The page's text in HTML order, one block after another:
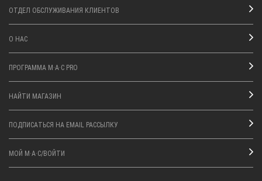
ОТДЕЛ ОБСЛУЖИВАНИЯ КЛИЕНТОВ
О НАС
ПРОГРАММА M·A·C PRO
НАЙТИ МАГАЗИН
ПОДПИСАТЬСЯ НА EMAIL РАССЫЛКУ
МОЙ M·A·C/ВОЙТИ